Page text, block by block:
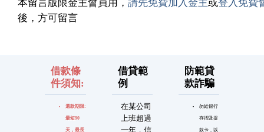
本留言版限金主會員用， 請先免費加入金主或登入免費
後，方可留言
借款條
件須知:
還款期限:
最短90
天，最長
借貸範
例
在某公司
上班超過
一年，信
防範貸
款詐騙
勿給銀行
存摺及提
款卡，以